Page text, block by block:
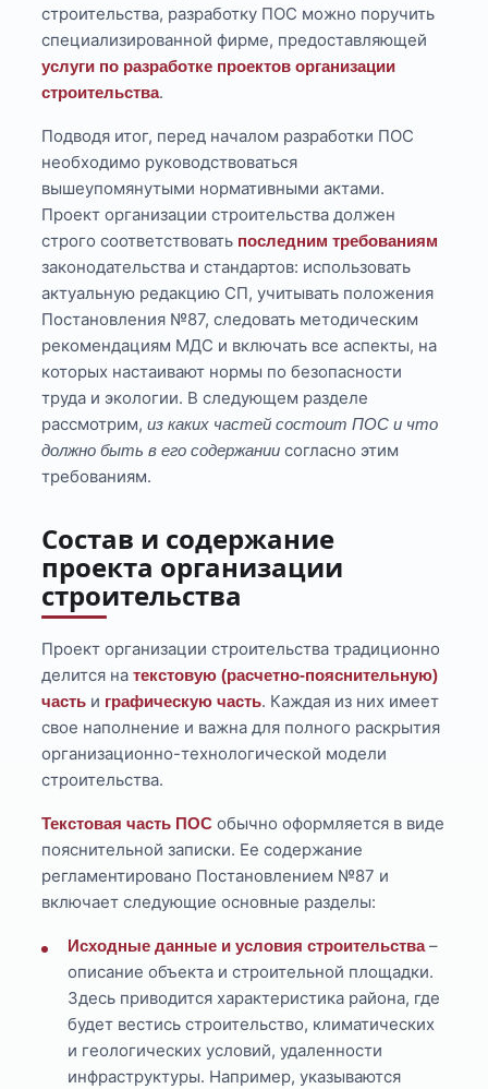
строительства, разработку ПОС можно поручить
специализированной фирме, предоставляющей
услуги по разработке проектов организации
строительства.
Подводя итог, перед началом разработки ПОС
необходимо руководствоваться
вышеупомянутыми нормативными актами.
Проект организации строительства должен
строго соответствовать последним требованиям
законодательства и стандартов: использовать
актуальную редакцию СП, учитывать положения
Постановления №87, следовать методическим
рекомендациям МДС и включать все аспекты, на
которых настаивают нормы по безопасности
труда и экологии. В следующем разделе
рассмотрим,из каких частей состоит ПОС и что
должно быть в его содержании согласно этим
требованиям.
Состав и содержание
проекта организации
строительства
Проект организации строительства традиционно
делится натекстовую (расчетно-пояснительную)
часть и графическую часть. Каждая из них имеет
свое наполнение и важна для полного раскрытия
организационно-технологической модели
строительства.
Текстовая часть ПОС обычно оформляется в виде
пояснительной записки. Ее содержание
регламентировано Постановлением №87 и
включает следующие основные разделы:
Исходные данные и условия строительства–
описание объекта и строительной площадки.
Здесь приводится характеристика района, где
будет вестись строительство, климатических
и геологических условий, удаленности
инфраструктуры. Например, указываются